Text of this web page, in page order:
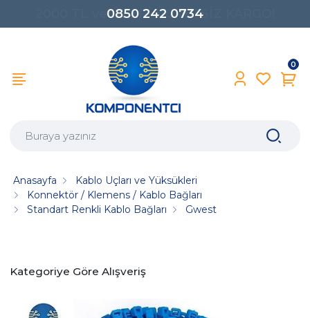
0850 242 0734
0
Anasayfa
Kablo Uçları ve Yüksükleri
Konnektör / Klemens / Kablo Bağları
Standart Renkli Kablo Bağları
Gwest
Kategoriye Göre Alışveriş